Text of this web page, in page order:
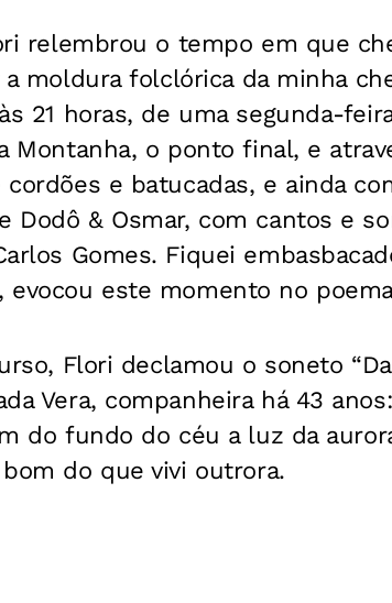
relembrou o tempo em que
moldura folclórica da minha
21 horas, de uma segunda-
Montanha, o ponto final, e
e batucadas, e ainda
Dodô & Osmar, com cantos e
Gomes. Fiquei
este momento no
Flori declamou o soneto “Da
Vera, companheira há 43
do fundo do céu a luz da
do que vivi outrora.